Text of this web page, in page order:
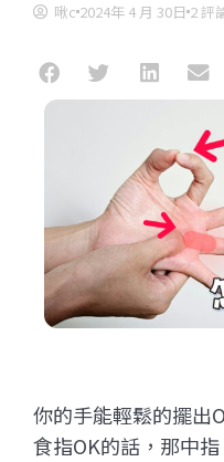
啾c 2024年 4 月 30日 2 評
你的手能輕鬆的擺出
食指OK的話，那中